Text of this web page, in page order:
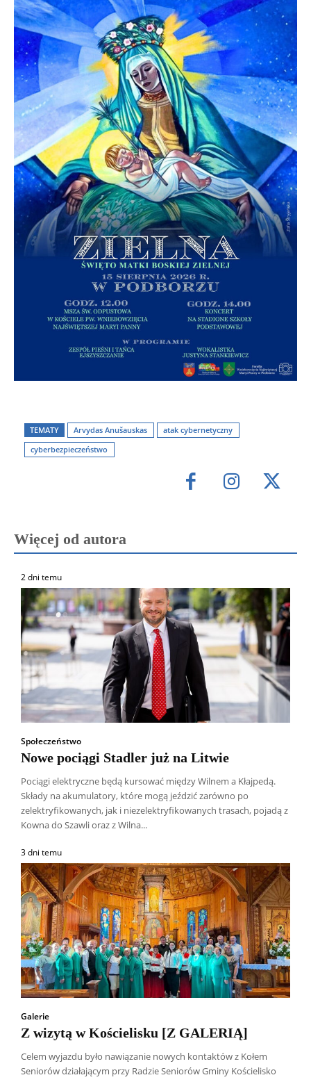
TEMATY Arvydas Anušauskas
atak cybernetyczny
cyberbezpieczeństwo
Więcej od autora
2 dni temu
Społeczeństwo
Nowe pociągi Stadler już na Litwie
Pociągi elektryczne będą kursować między Wilnem a Kłajpedą.
Składy na akumulatory, które mogą jeździć zarówno po
zelektryfikowanych, jak i niezelektryfikowanych trasach, pojadą z
Kowna do Szawli oraz z Wilna...
3 dni temu
Galerie
Z wizytą w Kościelisku [Z GALERIĄ]
Celem wyjazdu było nawiązanie nowych kontaktów z Kołem
Seniorów działającym przy Radzie Seniorów Gminy Kościelisko